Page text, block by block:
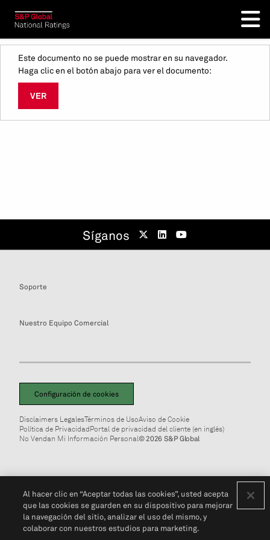
Este documento no se puede mostrar en su navegador.
Haga clic en el botón abajo para ver el documento:
VER
Síganos
Soporte
Nuestro Equipo Comercial
Configuración de cookies
Disclaimers LegalesTérminos de UsoAviso de Cookie
Política de PrivacidadPortal de privacidad del cliente (en inglés)
No Vendan Mi Información Personal© 2026 S&P Global
Al hacer clic en “Aceptar todas las cookies”, usted acepta
que las cookies se guarden en su dispositivo para mejorar
la navegación del sitio, analizar el uso del mismo, y
colaborar con nuestros estudios para marketing.